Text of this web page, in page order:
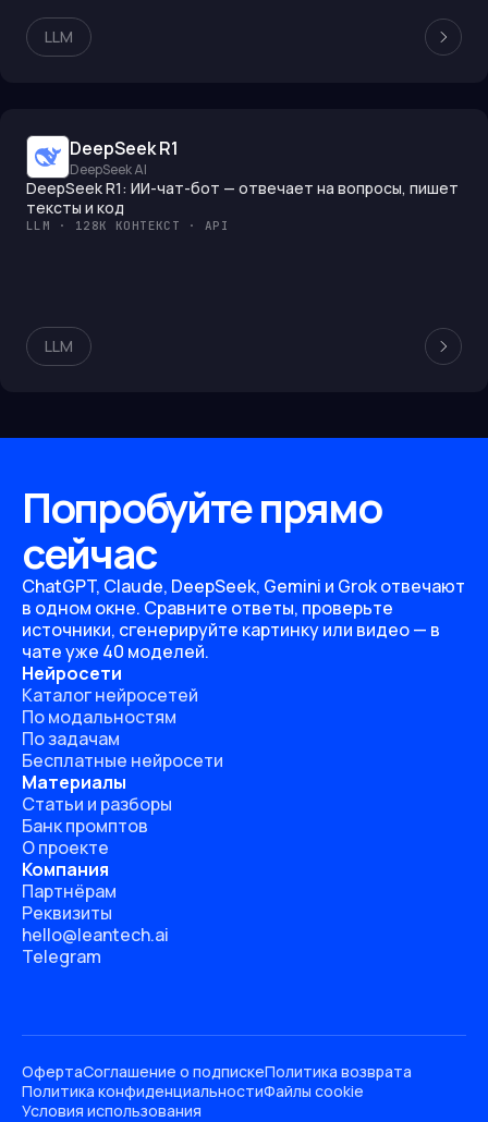
LLM
DeepSeek R1
DeepSeek AI
DeepSeek R1: ИИ-чат-бот — отвечает на вопросы, пишет
тексты и код
LLM · 128K КОНТЕКСТ · API
LLM
Попробуйте прямо
сейчас
ChatGPT, Claude, DeepSeek, Gemini и Grok отвечают
в одном окне. Сравните ответы, проверьте
источники, сгенерируйте картинку или видео — в
чате уже 40 моделей.
Нейросети
Каталог нейросетей
По модальностям
По задачам
Бесплатные нейросети
Материалы
Статьи и разборы
Банк промптов
О проекте
Компания
Партнёрам
Реквизиты
hello@leantech.ai
Telegram
ОфертаСоглашение о подпискеПолитика возврата
Политика конфиденциальностиФайлы cookie
Условия использования